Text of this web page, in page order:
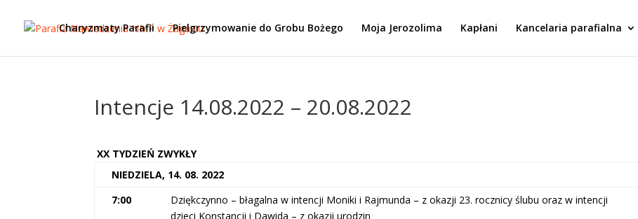
Charyzmaty Parafii Pielgrzymowanie do Grobu Bożego Moja Jerozolima Kapłani Kancelaria parafialna
Intencje 14.08.2022 – 20.08.2022
XX TYDZIEŃ ZWYKŁY
NIEDZIELA, 14. 08. 2022
7:00
Dziękczynno – błagalna w intencji Moniki i Rajmunda – z okazji 23. rocznicy ślubu oraz w intencji
dzieci Konstancji i Dawida – z okazji urodzin